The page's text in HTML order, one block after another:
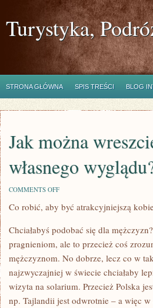
Turystyka,
STRONA GŁÓWNA SPIS TREŚCI BLOG
Jak można
własnego
COMMENTS OFFON
MOŻNA
WRESZCIE
USATYSFAKCJONOWANE
Z
WŁASNEGO
WYGLĄDU?
Co robić, aby być atrakcyjniejszą
Chciałabyś podobać się dla
pragnieniom, ale to przecież coś
mężczyznom. No dobrze, lecz co w
najzwyczajniej w świecie chciałaby
wizyta na solarium. Przecież Polska
np. Tajlandii jest odwrotnie – a więc